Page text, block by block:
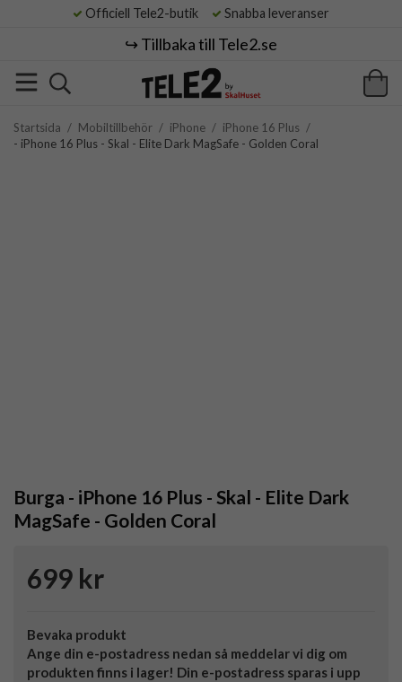
Officiell Tele2-butik Snabba leveranser
↪️ Tillbaka till Tele2.se
Startsida / Mobiltillbehör / iPhone / iPhone 16 Plus /
- iPhone 16 Plus - Skal - Elite Dark MagSafe - Golden Coral
Burga - iPhone 16 Plus - Skal - Elite Dark
MagSafe - Golden Coral
699 kr
Bevaka produkt
Ange din e-postadress nedan så meddelar vi dig om
produkten finns i lager! Din e-postadress sparas i upp